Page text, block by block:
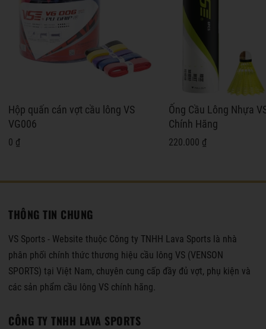
Hộp quấn cán vợt cầu lông VS
VG006
0 ₫
Ống Cầu Lông Nhựa
Chính Hãng
220.000 ₫
THÔNG TIN CHUNG
VS Sports - Website thuộc Công ty TNHH Lava Sports là nhà
phân phối chính thức thương hiệu cầu lông VS (VENSON
SPORTS) tại Việt Nam, chuyên cung cấp đầy đủ vợt, phụ kiện và
các sản phẩm cầu lông VS chính hãng.
CÔNG TY TNHH LAVA SPORTS